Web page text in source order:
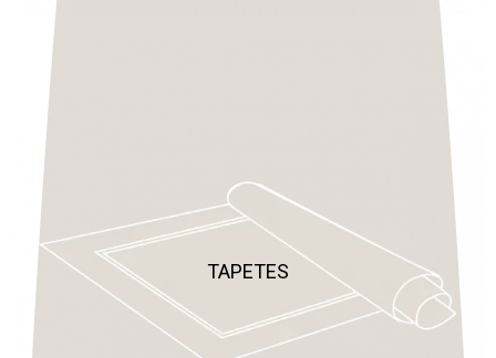
TAPETES